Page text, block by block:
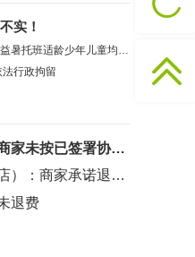
实！
招募教师照看干部子女？回应：公益暑托班适龄少年儿童均可报名
行政拘留
拒不配合调解
世纪佳缘（车公庙店）：商家未按已签署协议退款
曼莎国际美容美发（平湖店）：商家承诺退费未履行
退费